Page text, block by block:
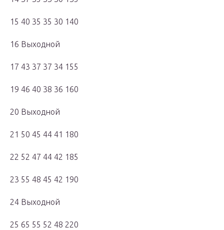
15 40 35 35 30 140
16 Выходной
17 43 37 37 34 155
19 46 40 38 36 160
20 Выходной
21 50 45 44 41 180
22 52 47 44 42 185
23 55 48 45 42 190
24 Выходной
25 65 55 52 48 220